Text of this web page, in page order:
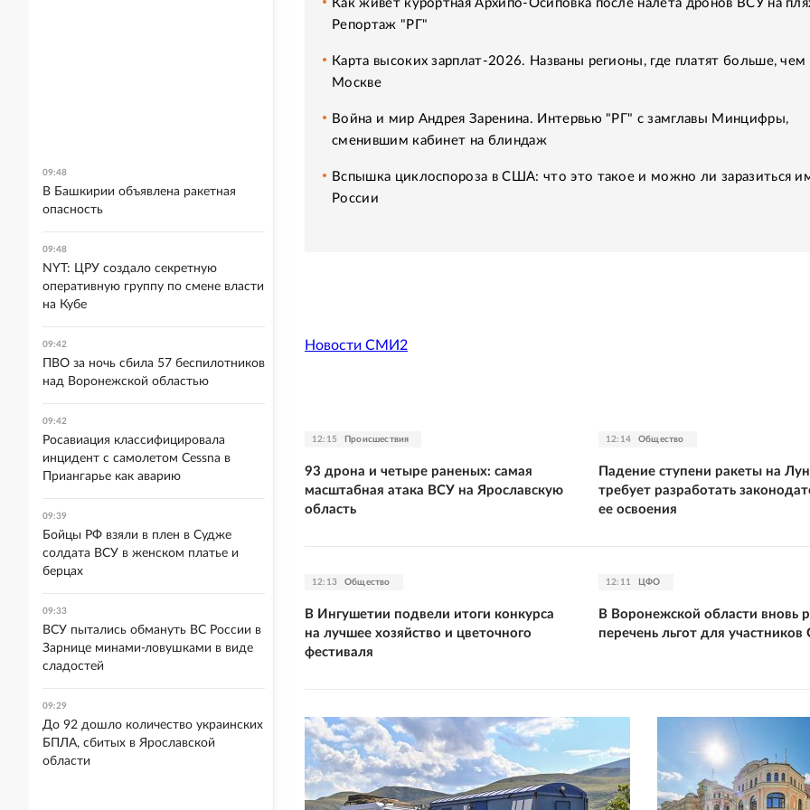
Как живет курортная Архипо-Осиповка после налета дронов ВСУ на
Репортаж "РГ"
Карта высоких зарплат-2026. Названы регионы, где платят больше, чем
Москве
Война и мир Андрея Заренина. Интервью "РГ" с замглавы Минцифры,
сменившим кабинет на блиндаж
Вспышка циклоспороза в США: что это такое и можно ли заразиться
России
Новости СМИ2
12:15 Происшествия
93 дрона и четыре раненых: самая
масштабная атака ВСУ на Ярославскую
область
12:14 Общество
Падение ступени ракеты на
требует разработать
ее освоения
12:13 Общество
В Ингушетии подвели итоги конкурса
на лучшее хозяйство и цветочного
фестиваля
12:11 ЦФО
В Воронежской области вновь
перечень льгот для
09:48
В Башкирии объявлена ракетная
опасность
09:48
NYT: ЦРУ создало секретную
оперативную группу по смене власти
на Кубе
09:42
ПВО за ночь сбила 57 беспилотников
над Воронежской областью
09:42
Росавиация классифицировала
инцидент с самолетом Cessna в
Приангарье как аварию
09:39
Бойцы РФ взяли в плен в Судже
солдата ВСУ в женском платье и
берцах
09:33
ВСУ пытались обмануть ВС России в
Зарнице минами-ловушками в виде
сладостей
09:29
До 92 дошло количество украинских
БПЛА, сбитых в Ярославской
области